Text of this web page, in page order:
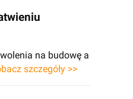
na budowę a
szczegóły >>